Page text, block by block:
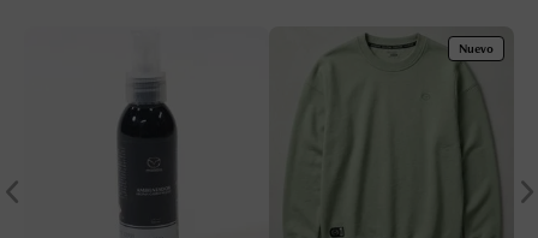
Nuevo